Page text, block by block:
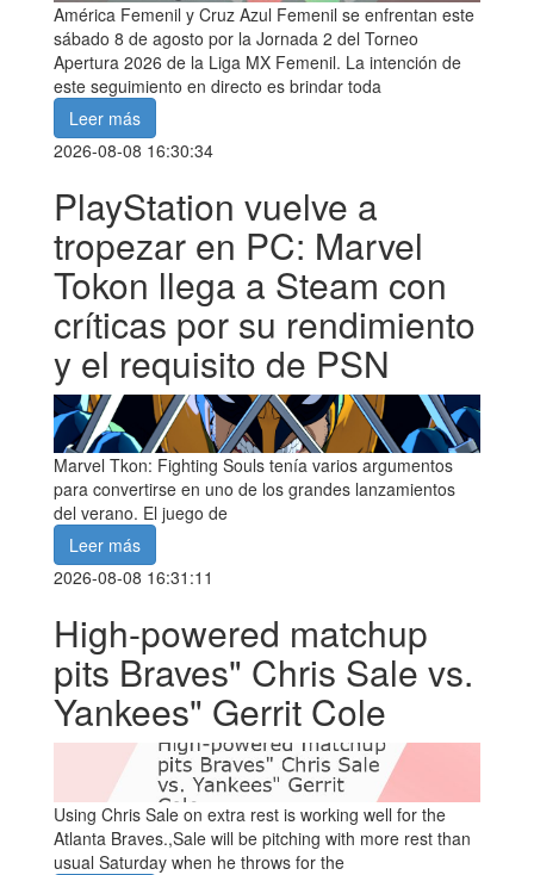
América Femenil y Cruz Azul Femenil se enfrentan este
sábado 8 de agosto por la Jornada 2 del Torneo
Apertura 2026 de la Liga MX Femenil. La intención de
este seguimiento en directo es brindar toda
Leer más
2026-08-08 16:30:34
PlayStation vuelve a
tropezar en PC: Marvel
Tokon llega a Steam con
críticas por su rendimiento
y el requisito de PSN
Marvel Tkon: Fighting Souls tenía varios argumentos
para convertirse en uno de los grandes lanzamientos
del verano. El juego de
Leer más
2026-08-08 16:31:11
High-powered matchup
pits Braves" Chris Sale vs.
Yankees" Gerrit Cole
Using Chris Sale on extra rest is working well for the
Atlanta Braves.,Sale will be pitching with more rest than
usual Saturday when he throws for the